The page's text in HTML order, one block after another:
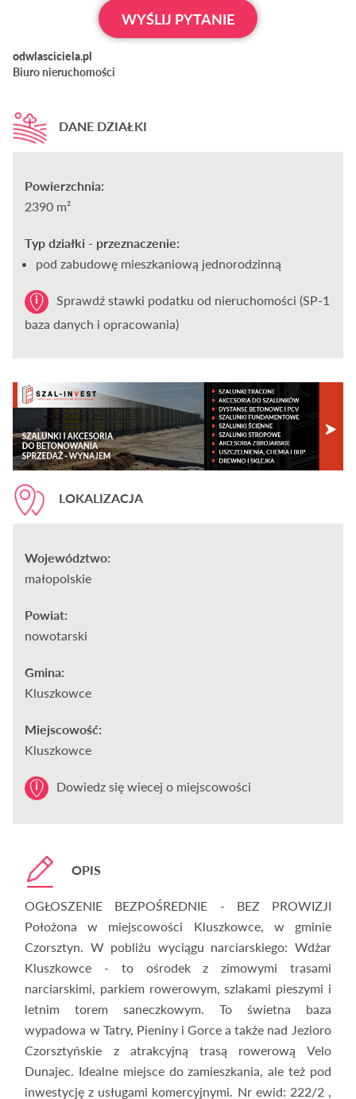
WYŚLIJ PYTANIE
odwlasciciela.pl
Biuro nieruchomości
DANE DZIAŁKI
Powierzchnia:
2390 m²
Typ działki - przeznaczenie:
pod zabudowę mieszkaniową jednorodzinną
Sprawdź stawki podatku od nieruchomości (SP-1
baza danych i opracowania)
LOKALIZACJA
Województwo:
małopolskie
Powiat:
nowotarski
Gmina:
Kluszkowce
Miejscowość:
Kluszkowce
Dowiedz się wiecej o miejscowości
OPIS
OGŁOSZENIE BEZPOŚREDNIE - BEZ PROWIZJI
Położona w miejscowości Kluszkowce, w gminie
Czorsztyn. W pobliżu wyciągu narciarskiego: Wdżar
Kluszkowce - to ośrodek z zimowymi trasami
narciarskimi, parkiem rowerowym, szlakami pieszymi i
letnim torem saneczkowym. To świetna baza
wypadowa w Tatry, Pieniny i Gorce a także nad Jezioro
Czorsztyńskie z atrakcyjną trasą rowerową Velo
Dunajec. Idealne miejsce do zamieszkania, ale też pod
inwestycję z usługami komercyjnymi. Nr ewid: 222/2 ,